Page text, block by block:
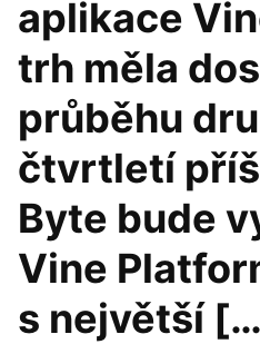
aplikace
trh měla
průběhu
čtvrtletí
Byte bude
Vine
s největší